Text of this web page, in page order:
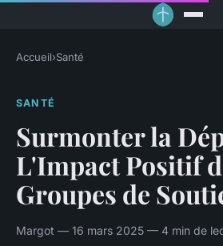
Accueil›Santé
SANTÉ
Surmonter la
L'Impact Positif
Groupes de
Margot — 16 mars 2025 — 4 min de